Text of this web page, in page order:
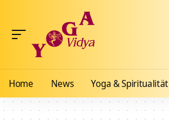
Home News Yoga & Spiritualität